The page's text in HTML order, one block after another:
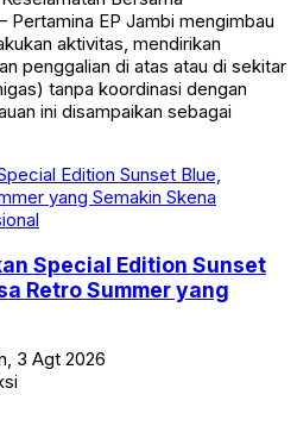
aktivitas, mendirikan
penggalian di atas atau di sekitar
tanpa koordinasi dengan
ini disampaikan sebagai
Retro Summer yang